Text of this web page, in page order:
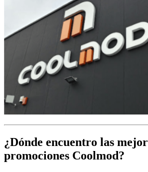
¿Dónde encuentro las
promociones Coolmod?